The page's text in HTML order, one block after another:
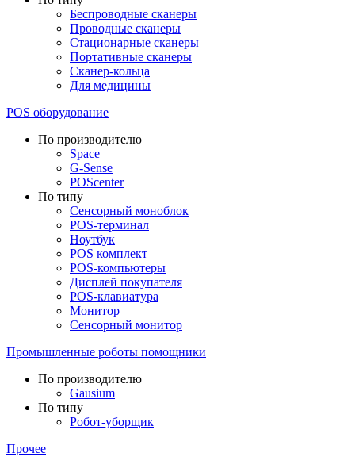
Беспроводные сканеры
Проводные сканеры
Стационарные сканеры
Портативные сканеры
Сканер-кольца
Для медицины
POS оборудование
По производителю
Space
G-Sense
POScenter
По типу
Сенсорный моноблок
POS-терминал
Ноутбук
POS комплект
POS-компьютеры
Дисплей покупателя
POS-клавиатура
Монитор
Сенсорный монитор
Промышленные роботы помощники
По производителю
Gausium
По типу
Робот-уборщик
Прочее